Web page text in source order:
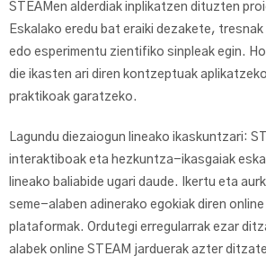
STEAMen alderdiak inplikatzen dituzten
Eskalako eredu bat eraiki dezakete,
edo esperimentu zientifiko sinpleak egin.
die ikasten ari diren kontzeptuak
praktikoak garatzeko.
Lagundu diezaiogun lineako ikaskuntzari:
interaktiboak eta hezkuntza-ikasgaiak
lineako baliabide ugari daude. Ikertu eta
seme-alaben adinerako egokiak diren
plataformak. Ordutegi erregularrak ezar
alabek online STEAM jarduerak azter